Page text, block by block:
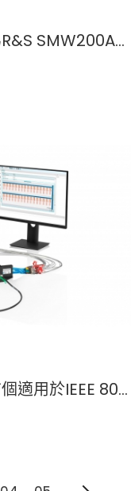
Rohde & Schwarz宣佈為R&S SMW200A向量信號產生器提供獨特的56 GHz和67 GHz頻率選項
Rohde & Schwarz推出首個適用於IEEE 802.3ck的高速乙太網電纜元件自動化測試解決方案